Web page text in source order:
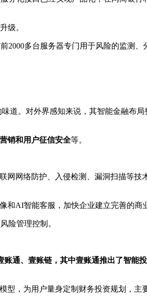
级。
多台服务器专门用于风险的监测、
道。对外界感知来说，其智能金融布
销和用户征信安全等。
网网络防护、入侵检测、漏洞扫描等技
AI智能客服，加快企业建立完善的商
险管理控制。
账通、壹账链，其中壹账通推出了智能
型，为用户量身定制财务投资规划，主